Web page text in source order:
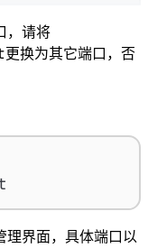
tcp
，请将
更换为其它端口，否
理界面，具体端口以